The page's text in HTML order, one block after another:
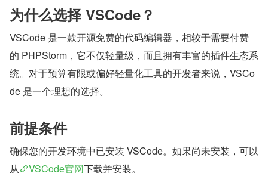
为什么选择 VSCode？
VSCode 是一款开源免费的代码编辑器，相较于需要付费
的 PHPStorm，它不仅轻量级，而且拥有丰富的插件生态系
统。对于预算有限或偏好轻量化工具的开发者来说，VSCo
de 是一个理想的选择。
前提条件
确保您的开发环境中已安装 VSCode。如果尚未安装，可以
从
VSCode官网下载并安装。